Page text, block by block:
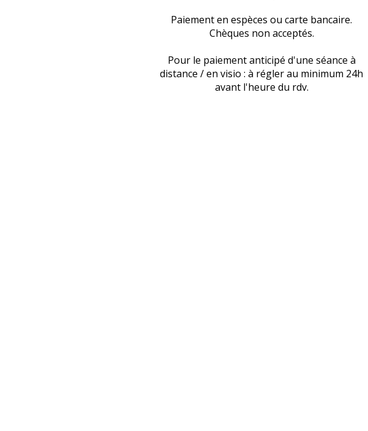
Paiement en espèces ou carte bancaire.
Chèques non acceptés.
Pour le paiement anticipé d'une séance à
distance / en visio : à régler au minimum 24h
avant l'heure du rdv.